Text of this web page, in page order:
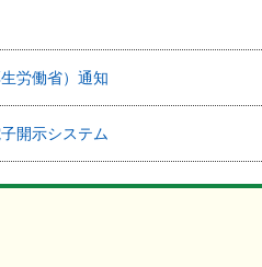
労働省）通知
開示システム